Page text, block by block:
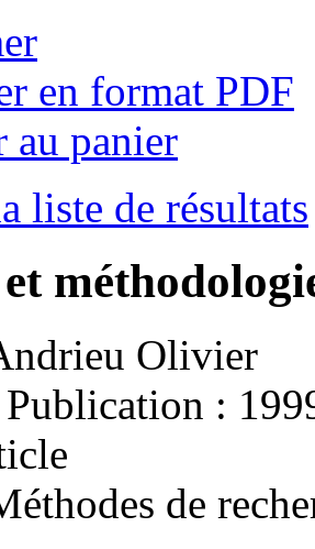
en format PDF
au panier
liste de résultats
Olivier
:
de